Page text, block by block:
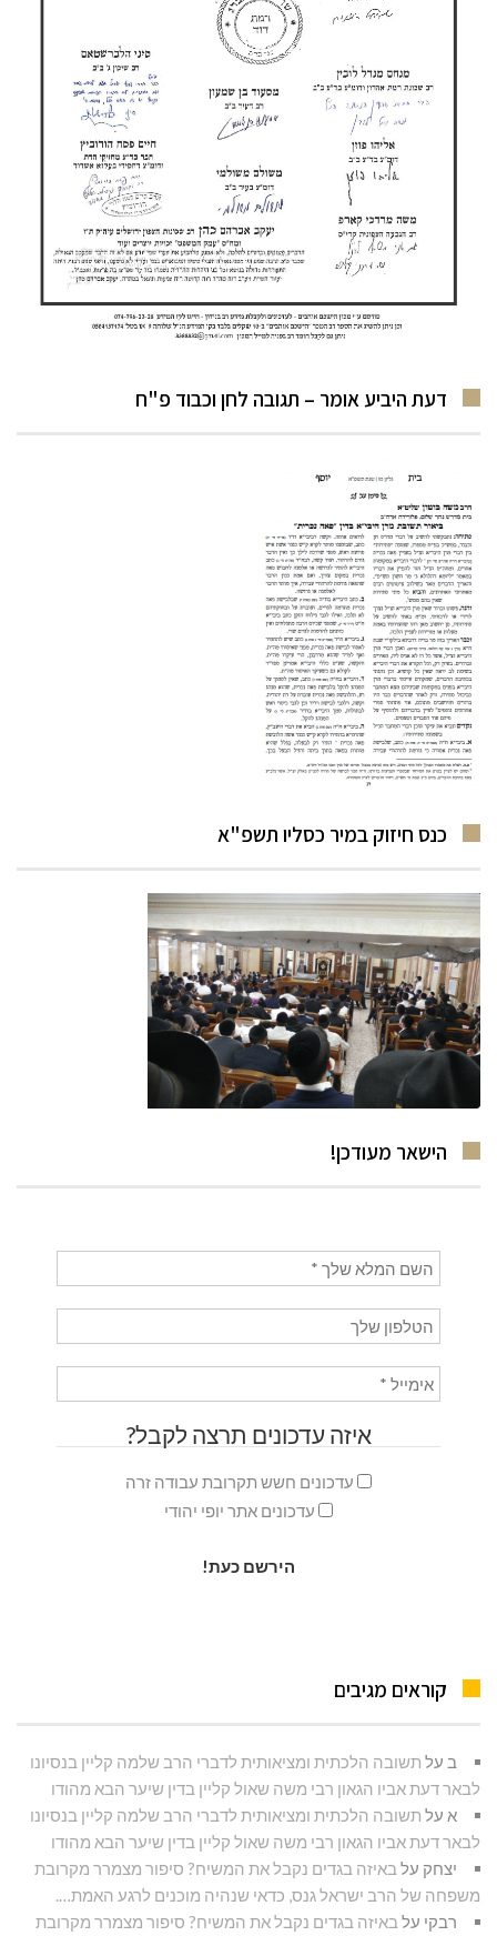
דעת היביע אומר – תגובה לחן וכבוד פ"ח
כנס חיזוק במיר כסליו תשפ"א
הישאר מעודכן!
איזה עדכונים תרצה לקבל?
עדכונים חשש תקרובת עבודה זרה
עדכונים אתר יופי יהודי
קוראים מגיבים
ב על תשובה הלכתית ומציאותית לדברי הרב שלמה קליין בנסיונו
לבאר דעת אביו הגאון רבי משה שאול קליין בדין שיער הבא מהודו
א על תשובה הלכתית ומציאותית לדברי הרב שלמה קליין בנסיונו
לבאר דעת אביו הגאון רבי משה שאול קליין בדין שיער הבא מהודו
יצחק על באיזה בגדים נקבל את המשיח? סיפור מצמרר מקרובת
משפחה של הרב ישראל גנס, כדאי שנהיה מוכנים לרגע האמת….
רבקי על באיזה בגדים נקבל את המשיח? סיפור מצמרר מקרובת